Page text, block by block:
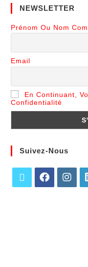
NEWSLETTER
Prénom Ou Nom
Email
En Continuant,
Confidentialité
Suivez-Nous